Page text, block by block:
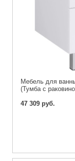
Мебель для
(Тумба с
47 309 руб.